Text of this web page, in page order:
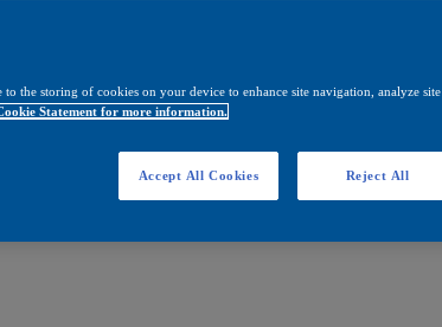
the storing of cookies on your device to enhance site navigation, analyze site
Statement for more information.
Reject All
Accept All Cookies